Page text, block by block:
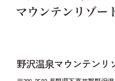
野沢温泉マウンテンリ